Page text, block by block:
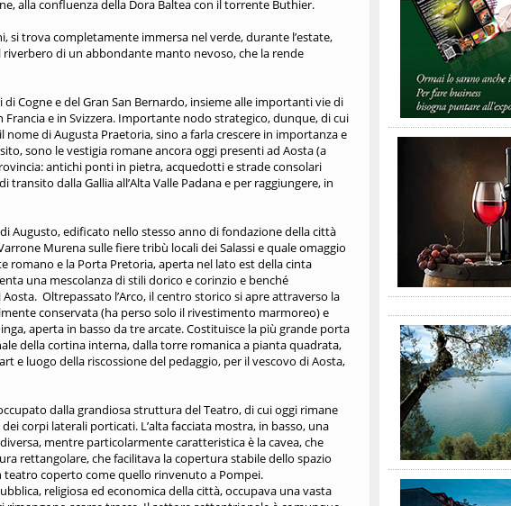
alla confluenza della Dora Baltea con il torrente Buthier.
si trova completamente immersa nel verde, durante l’estate,
di un abbondante manto nevoso, che la rende
Cogne e del Gran San Bernardo, insieme alle importanti vie di
e in Svizzera. Importante nodo strategico, dunque, di cui
di Augusta Praetoria, sino a farla crescere in importanza e
sono le vestigia romane ancora oggi presenti ad Aosta (a
antichi ponti in pietra, acquedotti e strade consolari
dalla Gallia all’Alta Valle Padana e per raggiungere, in
Augusto, edificato nello stesso anno di fondazione della città
Murena sulle fiere tribù locali dei Salassi e quale omaggio
romano e la Porta Pretoria, aperta nel lato est della cinta
una mescolanza di stili dorico e corinzio e benché
Oltrepassato l’Arco, il centro storico si apre attraverso la
conservata (ha perso solo il rivestimento marmoreo) e
aperta in basso da tre arcate. Costituisce la più grande porta
della cortina interna, dalla torre romanica a pianta quadrata,
e luogo della riscossione del pedaggio, per il vescovo di Aosta,
dalla grandiosa struttura del Teatro, di cui oggi rimane
corpi laterali porticati. L’alta facciata mostra, in basso, una
mentre particolarmente caratteristica è la cavea, che
rettangolare, che facilitava la copertura stabile dello spazio
coperto come quello rinvenuto a Pompei.
religiosa ed economica della città, occupava una vasta